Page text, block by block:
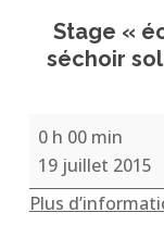
Stage «
séchoir
Stage
éco-
pratique
0 h 00 min
19 juillet 2015
Plus